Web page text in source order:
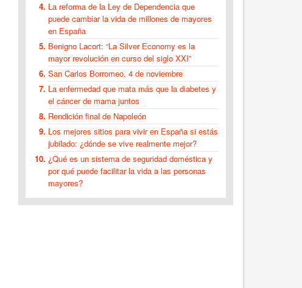
La reforma de la Ley de Dependencia que
puede cambiar la vida de millones de mayores
en España
Benigno Lacort: “La Silver Economy es la
mayor revolución en curso del siglo XXI”
San Carlos Borromeo, 4 de noviembre
La enfermedad que mata más que la diabetes y
el cáncer de mama juntos
Rendición final de Napoleón
Los mejores sitios para vivir en España si estás
jubilado: ¿dónde se vive realmente mejor?
¿Qué es un sistema de seguridad doméstica y
por qué puede facilitar la vida a las personas
mayores?